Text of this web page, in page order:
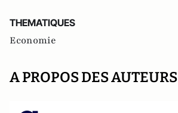
THEMATIQUES
Economie
A PROPOS DES AUTEURS